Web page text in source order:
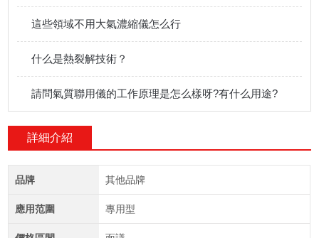
這些領域不用大氣濃縮儀怎么行
什么是熱裂解技術？
請問氣質聯用儀的工作原理是怎么樣呀?有什么用途?
詳細介紹
品牌 其他品牌
應用范圍 專用型